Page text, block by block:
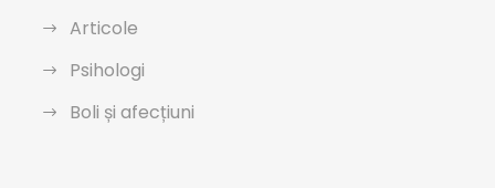
Articole
Psihologi
Boli și afecțiuni